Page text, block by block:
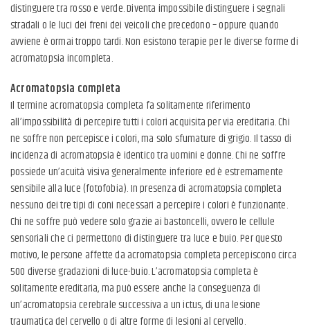
distinguere tra rosso e verde. Diventa impossibile distinguere i segnali
stradali o le luci dei freni dei veicoli che precedono – oppure quando
avviene è ormai troppo tardi. Non esistono terapie per le diverse forme di
acromatopsia incompleta.
Acromatopsia completa
Il termine acromatopsia completa fa solitamente riferimento
all’impossibilità di percepire tutti i colori acquisita per via ereditaria. Chi
ne soffre non percepisce i colori, ma solo sfumature di grigio. Il tasso di
incidenza di acromatopsia è identico tra uomini e donne. Chi ne soffre
possiede un’acuità visiva generalmente inferiore ed è estremamente
sensibile alla luce (fotofobia). In presenza di acromatopsia completa
nessuno dei tre tipi di coni necessari a percepire i colori è funzionante.
Chi ne soffre può vedere solo grazie ai bastoncelli, ovvero le cellule
sensoriali che ci permettono di distinguere tra luce e buio. Per questo
motivo, le persone affette da acromatopsia completa percepiscono circa
500 diverse gradazioni di luce-buio. L’acromatopsia completa è
solitamente ereditaria, ma può essere anche la conseguenza di
un’acromatopsia cerebrale successiva a un ictus, di una lesione
traumatica del cervello o di altre forme di lesioni al cervello.